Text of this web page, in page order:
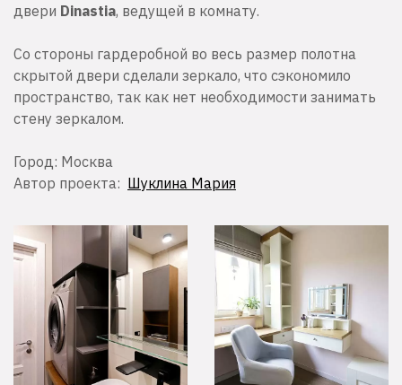
двери Dinastia, ведущей в комнату.
Со стороны гардеробной во весь размер полотна
скрытой двери сделали зеркало, что сэкономило
пространство, так как нет необходимости занимать
стену зеркалом.
Город: Москва
Автор проекта: Шуклина Мария